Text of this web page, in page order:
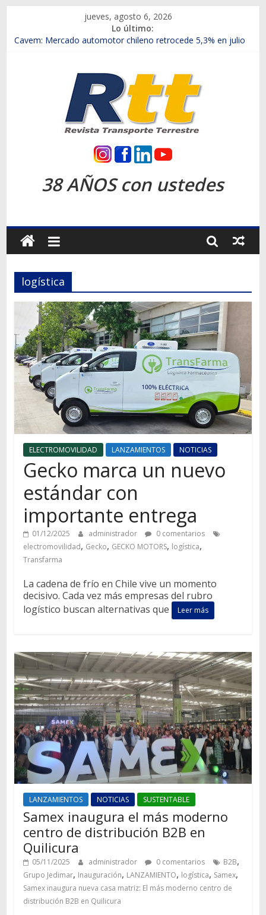
contenido
jueves, agosto 6, 2026
Lo último:
Chile es el primer mercado internacional en lanzar la nueva
Salfa suma vehículos electrificados de Chevrolet en el Biobío
Samex amplía su red con nuevas sucursales en Rancagua y
SINOTRUK Pick-ups presentó la recién estrenada Bolden en
la Expo Compras Públicas 2026
Revista
Transporte
Terrestre
Autos,
camiones,
motos,
información
del
mundo
del
transporte
38 AÑOS con ustedes
logística
ELECTROMOVILIDAD LANZAMIENTOS NOTICIAS
Gecko marca un nuevo
estándar con
importante entrega
01/12/2025 administrador
0 comentarios
electromovilidad, Gecko, GECKO MOTORS, logística,
Transfarma
La cadena de frío en Chile vive un momento
decisivo. Cada vez más empresas del rubro
logístico buscan alternativas que
Leer más
LANZAMIENTOS NOTICIAS SUSTENTABLE
Samex inaugura el más moderno
centro de distribución B2B en
Quilicura
05/11/2025 administrador 0 comentarios B2B,
Grupo Jedimar, Inauguración, LANZAMIENTO, logística, Samex,
Samex inaugura nueva casa matriz: El más moderno centro de
distribución B2B en Quilicura